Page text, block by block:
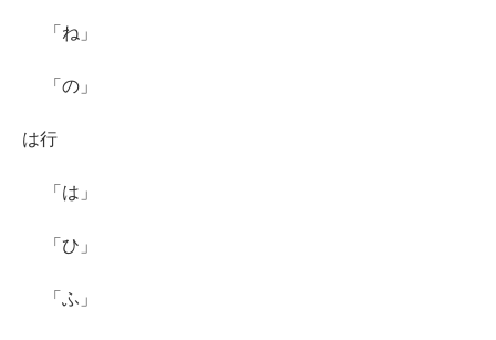
「ね」
「の」
は行
「は」
「ひ」
「ふ」